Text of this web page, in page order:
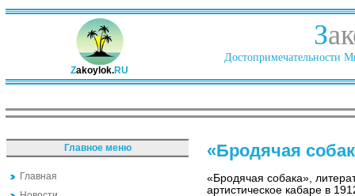
Zakoylok.RU
З
Достопримечательности
Главное меню
Главная
«Бродячая
«Бродячая собака»,
артистическое кабаре в